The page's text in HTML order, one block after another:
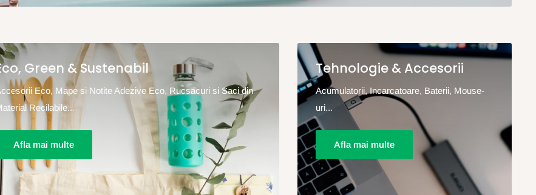
Green & Sustenabil
Eco, Mape si Notite Adezive Eco, Rucsacuri si Saci din
Recilabile...
Afla mai multe
Tehnologie & Accesorii
Acumulatorii, Incarcatoare, Baterii, Mouse-
uri...
Afla mai multe